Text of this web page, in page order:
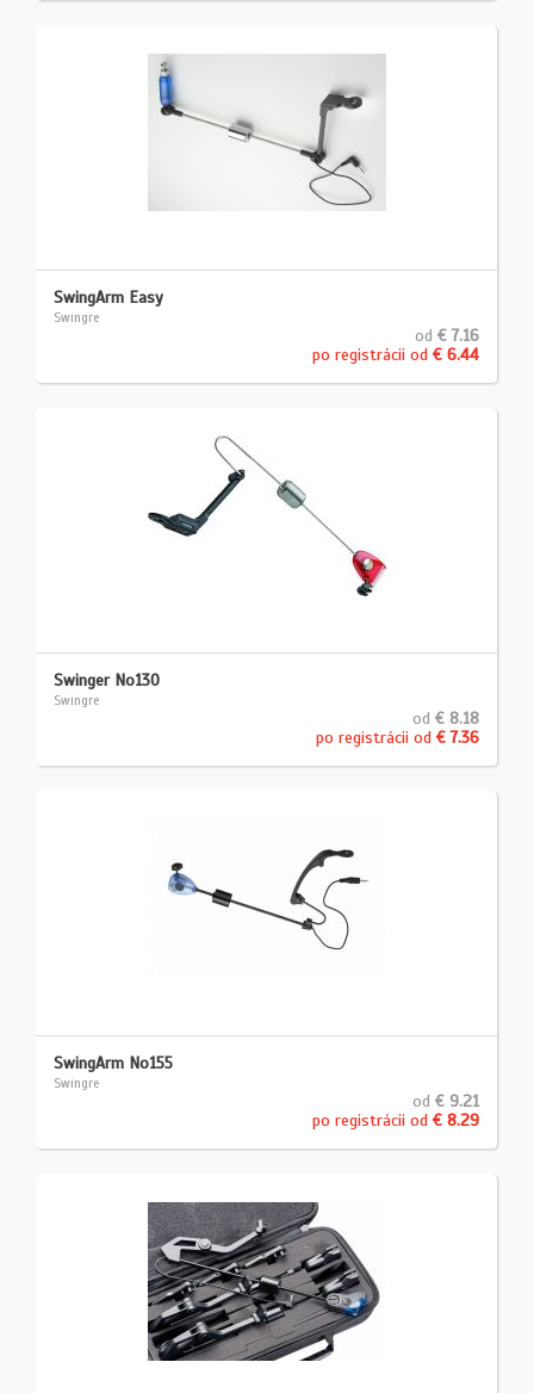
SwingArm Easy
Swingre
od € 7.16
po registrácii od € 6.44
Swinger No130
Swingre
od € 8.18
po registrácii od € 7.36
SwingArm No155
Swingre
od € 9.21
po registrácii od € 8.29